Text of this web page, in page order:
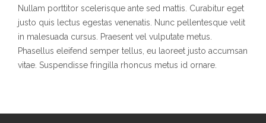
Nullam porttitor scelerisque ante sed mattis. Curabitur eget
justo quis lectus egestas venenatis. Nunc pellentesque velit
in malesuada cursus. Praesent vel vulputate metus.
Phasellus eleifend semper tellus, eu laoreet justo accumsan
vitae. Suspendisse fringilla rhoncus metus id ornare.